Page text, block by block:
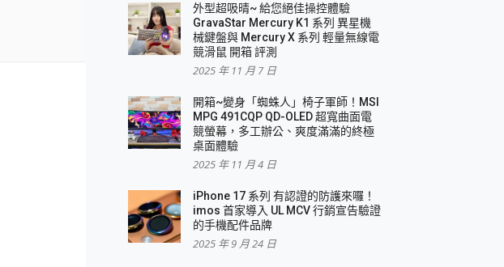
外型超吸晴~ 給您絕佳操控體驗
GravaStar Mercury K1 系列 異星機
械鍵盤與 Mercury X 系列 輕量無線電
競滑鼠 開箱 評測
2025 年 11 月 7 日
開箱~變身「蜘蛛人」椅子軍師！MSI
MPG 491CQP QD-OLED 超寬曲面電
競螢幕，多工辦公、爽度滿滿的終極
桌面體驗
2025 年 11 月 4 日
iPhone 17 系列 有認證的防護來囉！
imos 首家導入 UL MCV 行銷宣告驗證
的手機配件品牌
2025 年 9 月 24 日